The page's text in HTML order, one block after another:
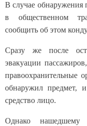
В случае обнаружения
в общественном
сообщить об этом
Сразу же после
эвакуации
правоохранительные
обнаружил предмет, и
средство лицо.
Однако нашедшему